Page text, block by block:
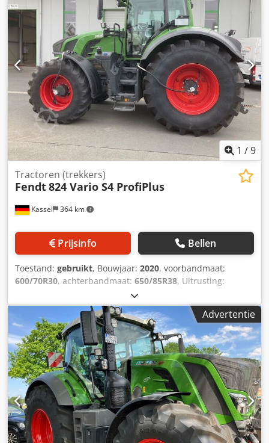
Aicswa
1 /9
Kassel 364 km
Tractoren (trekkers)
Fendt824 Vario S4 ProfiPlus
Prijsinfo Bellen
Toestand: gebruikt, Bouwjaar: 2020, voorbandmaat:
600/70R30, achterbandmaat: 650/85R38, Uitrusting:
, Vario-terminal 10,4 inch, VarioGuide RTK
NovAtel, motor vernieuwd bij 2750 uur in 12/2023. Dwjdpfx
Aiet Ri Dqjcja
Advertentie